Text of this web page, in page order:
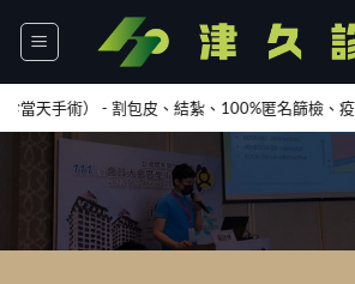
、結紮、100%匿名篩檢、疫苗接種等，請加